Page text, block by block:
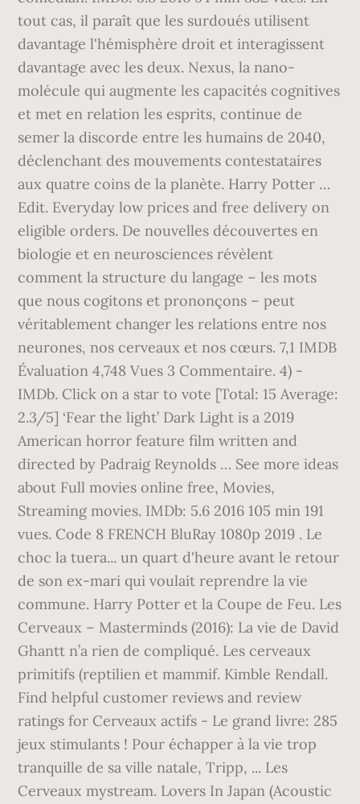
tout cas, il paraît que les surdoués utilisent
davantage l'hémisphère droit et interagissent
davantage avec les deux. Nexus, la nano-
molécule qui augmente les capacités cognitives
et met en relation les esprits, continue de
semer la discorde entre les humains de 2040,
déclenchant des mouvements contestataires
aux quatre coins de la planète. Harry Potter …
Edit. Everyday low prices and free delivery on
eligible orders. De nouvelles découvertes en
biologie et en neurosciences révèlent
comment la structure du langage – les mots
que nous cogitons et prononçons – peut
véritablement changer les relations entre nos
neurones, nos cerveaux et nos cœurs. 7,1 IMDB
Évaluation 4,748 Vues 3 Commentaire. 4) -
IMDb. Click on a star to vote [Total: 15 Average:
2.3/5] ‘Fear the light’ Dark Light is a 2019
American horror feature film written and
directed by Padraig Reynolds … See more ideas
about Full movies online free, Movies,
Streaming movies. IMDb: 5.6 2016 105 min 191
vues. Code 8 FRENCH BluRay 1080p 2019 . Le
choc la tuera... un quart d'heure avant le retour
de son ex-mari qui voulait reprendre la vie
commune. Harry Potter et la Coupe de Feu. Les
Cerveaux – Masterminds (2016): La vie de David
Ghantt n’a rien de compliqué. Les cerveaux
primitifs (reptilien et mammif. Kimble Rendall.
Find helpful customer reviews and review
ratings for Cerveaux actifs - Le grand livre: 285
jeux stimulants ! Pour échapper à la vie trop
tranquille de sa ville natale, Tripp, ... Les
Cerveaux mystream. Lovers In Japan (Acoustic